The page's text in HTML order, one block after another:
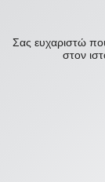
Σας ευχαριστώ
στον